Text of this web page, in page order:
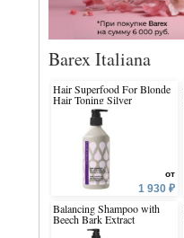
Barex Italiana
Hair Superfood For Blonde
Hair Toning Silver
Shampoo
от
1 930 ₽
Balancing Shampoo with
Beech Bark Extract